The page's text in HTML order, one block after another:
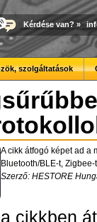
Kérdése van? »
szolgáltatások
A cikk átfogó képet ad a
Bluetooth/BLE-t,
Szerző: HESTORE
cikkben